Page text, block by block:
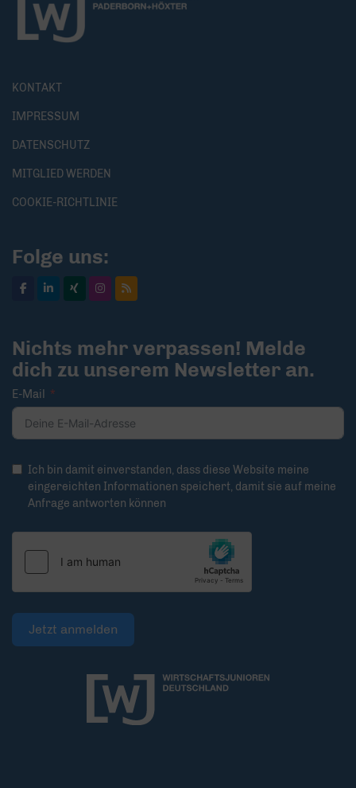
KONTAKT
IMPRESSUM
DATENSCHUTZ
MITGLIED WERDEN
COOKIE-RICHTLINIE
Folge uns:
Nichts mehr verpassen! Melde
dich zu unserem Newsletter an.
E-Mail
Ich bin damit einverstanden, dass diese Website meine
eingereichten Informationen speichert, damit sie auf meine
Anfrage antworten können
Jetzt anmelden